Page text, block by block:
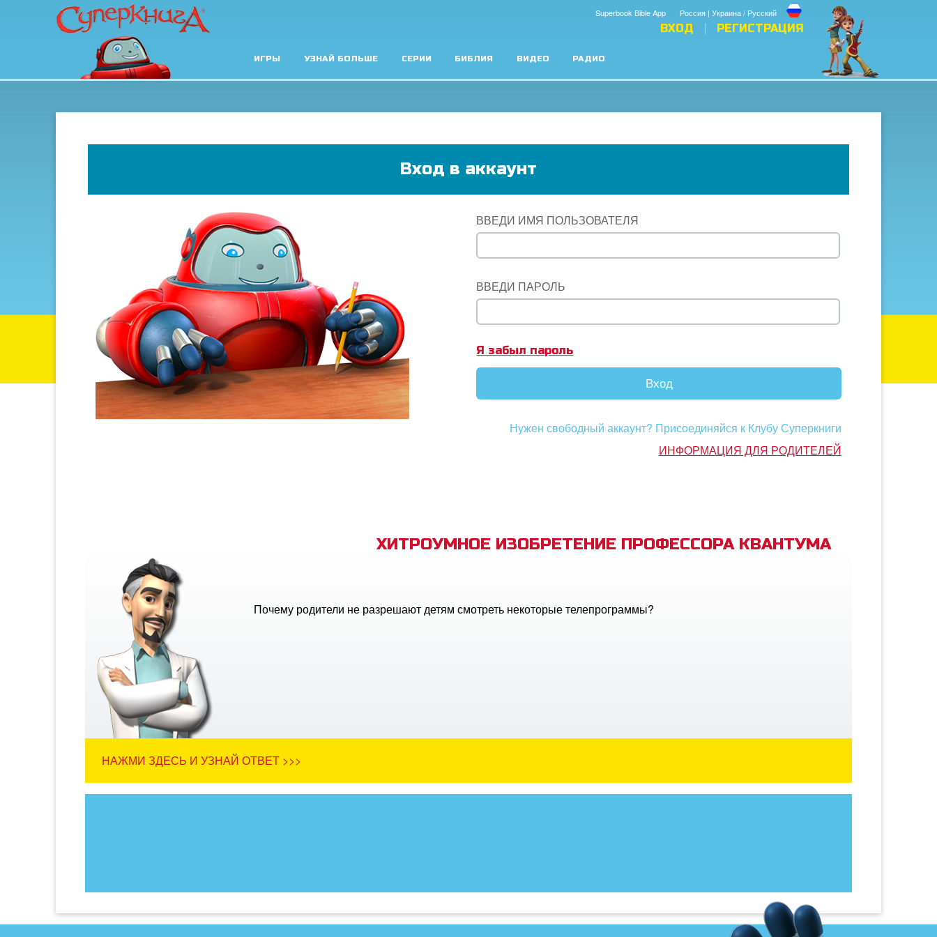
Россия | Украина / Русский
Superbook Bible App
ВХОД РЕГИСТРАЦИЯ
ИГРЫ УЗНАЙ БОЛЬШЕ СЕРИИ БИБЛИЯ ВИДЕО РАДИО
Вход в аккаунт
ВВЕДИ ИМЯ ПОЛЬЗОВАТЕЛЯ
ВВЕДИ ПАРОЛЬ
Я забыл пароль
Вход
Нужен свободный аккаунт? Присоединяйся к Клубу Суперкниги
ИНФОРМАЦИЯ ДЛЯ РОДИТЕЛЕЙ
ХИТРОУМНОЕ ИЗОБРЕТЕНИЕ ПРОФЕССОРА КВАНТУМА
Почему родители не разрешают детям смотреть некоторые телепрограммы?
НАЖМИ ЗДЕСЬ И УЗНАЙ ОТВЕТ >>>